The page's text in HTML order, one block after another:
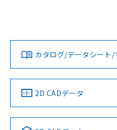
ダウンロードデータをご利用
みください。
ソフトウェアの使用条件
EU RoHS 注意事項・凡例
対応済み
中国 RoHS 注意事項・凡例
LR型式承認
（イギリス
船舶規格）
DNV型式承認
（ノルウェー
Yes No
カタログ/データシート/
2D CADデータ